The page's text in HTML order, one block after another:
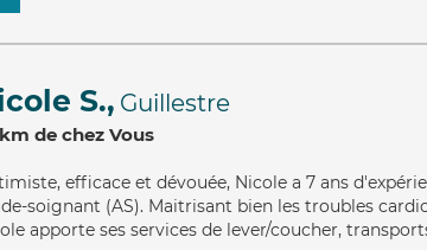
S., Guillestre
de chez Vous
, efficace et dévouée, Nicole a 7 ans
soignant (AS). Maitrisant bien les troubles
apporte ses services de lever/coucher,